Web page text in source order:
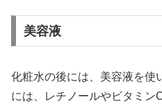
美容液
化粧水の後には、美容液を使
には、レチノールやビタミン